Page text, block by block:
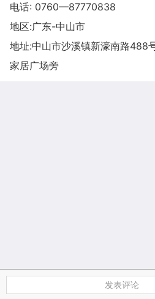
电话: 0760—87770838
地区:广东-中山市
地址:中山市沙溪镇新濠南路488
家居广场旁
发表评论